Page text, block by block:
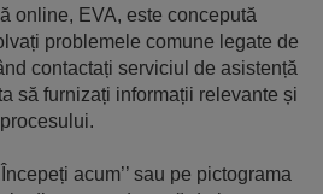
online, EVA, este concepută
problemele comune legate de
contactați serviciul de asistență
să furnizați informații relevante și
acum’’ sau pe pictograma